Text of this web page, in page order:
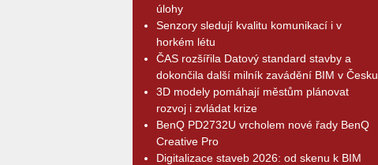
úlohy
Senzory sledují kvalitu komunikací i v
horkém létu
ČAS rozšířila Datový standard stavby a
dokončila další milník zavádění BIM v Česku
3D modely pomáhají městům plánovat
rozvoj i zvládat krize
BenQ PD2732U vrcholem nové řady BenQ
Creative Pro
Digitalizace staveb 2026: od skenu k BIM